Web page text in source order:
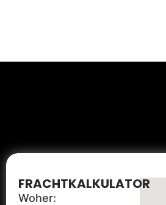
FRACHTKALKULATOR
Woher: